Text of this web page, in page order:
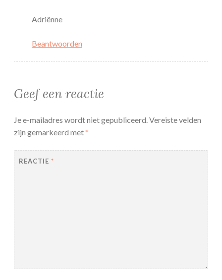
Adriënne
Beantwoorden
Geef een reactie
Je e-mailadres wordt niet gepubliceerd.Vereiste velden
zijn gemarkeerd met*
REACTIE *